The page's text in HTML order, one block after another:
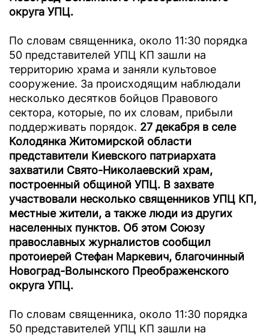
округа УПЦ.
По словам священника, около 11:30 порядка
50 представителей УПЦ КП зашли на
территорию храма и заняли культовое
сооружение. За происходящим наблюдали
несколько десятков бойцов Правового
сектора, которые, по их словам, прибыли
поддерживать порядок. 27 декабря в селе
Колодянка Житомирской области
представители Киевского патриархата
захватили Свято-Николаевский храм,
построенный общиной УПЦ. В захвате
участвовали несколько священников УПЦ КП,
местные жители, а также люди из других
населенных пунктов. Об этом Союзу
православных журналистов сообщил
протоиерей Стефан Маркевич, благочинный
Новоград-Волынского Преображенского
округа УПЦ.
По словам священника, около 11:30 порядка
50 представителей УПЦ КП зашли на